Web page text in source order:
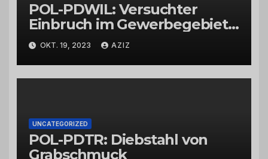
POL-PDWIL: Versuchter
Einbruch im Gewerbegebiet
Wittlich
OKT. 19, 2023 AZIZ
UNCATEGORIZED
POL-PDTR: Diebstahl von
Grabschmuck